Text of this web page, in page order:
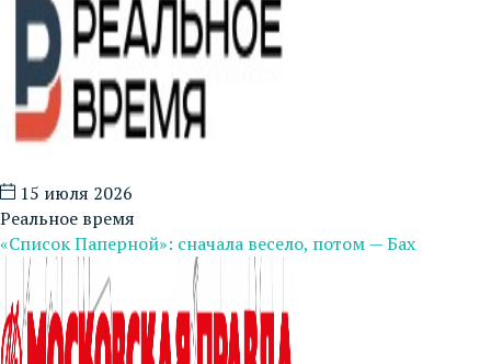
15 июля 2026
Реальное время
«Список Паперной»: сначала весело, потом — Бах